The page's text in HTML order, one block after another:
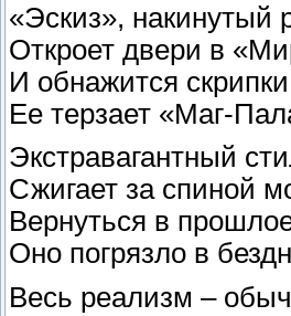
«Эскиз», накинутый
Откроет двери в
И обнажится
Ее терзает «Маг-
Экстравагантный
Сжигает за спиной
Вернуться в
Оно погрязло в
Весь реализм –